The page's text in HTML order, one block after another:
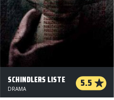
SCHINDLERS LISTE 5.5
DRAMA